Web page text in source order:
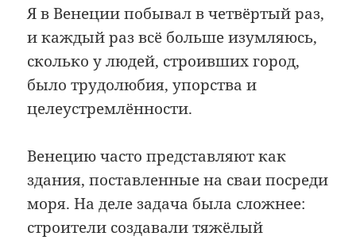
Я в Венеции побывал в четвёртый раз,
и каждый раз всё больше изумляюсь,
сколько у людей, строивших город,
было трудолюбия, упорства и
целеустремлённости.
Венецию часто представляют как
здания, поставленные на сваи посреди
моря. На деле задача была сложнее:
строители создавали тяжёлый